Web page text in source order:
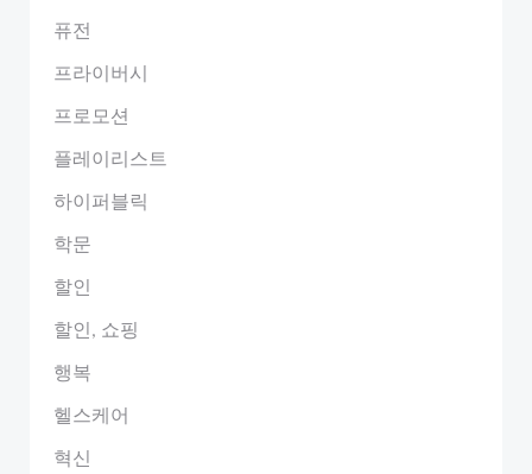
퓨전
프라이버시
프로모션
플레이리스트
하이퍼블릭
학문
할인
할인, 쇼핑
행복
헬스케어
혁신